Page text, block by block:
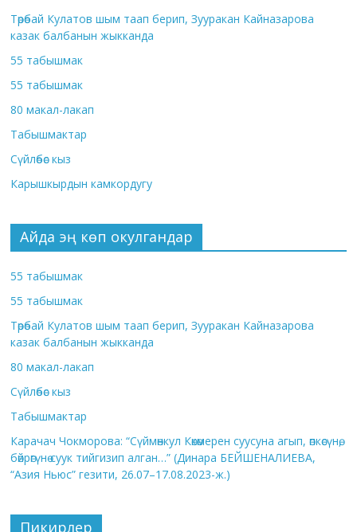
Төрөбай Кулатов шым таап берип, Зууракан Кайназарова
казак балбанын жыкканда
55 табышмак
55 табышмак
80 макал-лакап
Табышмактар
Сүйлөбөс кыз
Карышкырдын камкордугу
Айда эң көп окулгандар
55 табышмак
55 табышмак
Төрөбай Кулатов шым таап берип, Зууракан Кайназарова
казак балбанын жыкканда
80 макал-лакап
Сүйлөбөс кыз
Табышмактар
Карачач Чокморова: “Сүймөнкул Көкөмерен суусуна агып, өпкөсүнө,
бөйрөгүнө суук тийгизип алган…” (Динара БЕЙШЕНАЛИЕВА,
“Азия Ньюс” гезити, 26.07–17.08.2023-ж.)
Пикирлер